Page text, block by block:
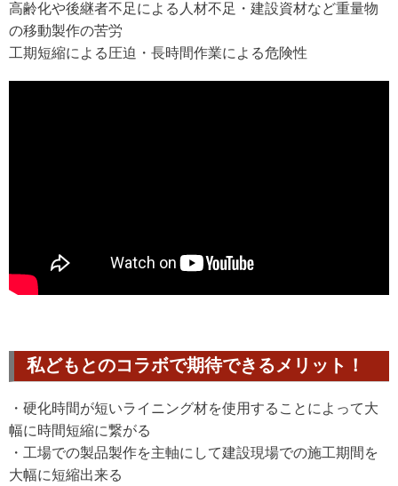
高齢化や後継者不足による人材不足・建設資材など重量物
の移動製作の苦労
工期短縮による圧迫・長時間作業による危険性
私どもとのコラボで期待できるメリット！
・硬化時間が短いライニング材を使用することによって大
幅に時間短縮に繋がる
・工場での製品製作を主軸にして建設現場での施工期間を
大幅に短縮出来る